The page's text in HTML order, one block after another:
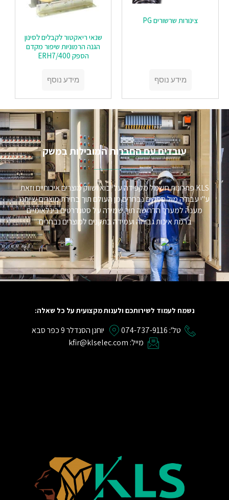
צינורות שרשורים PG
מידע נוסף
שנאי ריאקטור לקבלים לסינון
הגנה הרמוניות שיפור מקדם
הספק ERH7/400
מידע נוסף
עובדים עם החברות המובילות במשק​
KLS פתרונות חשמל מקפידה על יבוא ושווק מוצרים איכותיים וזאת
ע"י עבודה מול ספקים נבחרים מן העולם תוך בחירת מוצרים שייתנו
מענה למערך הדרישה תוך שמירה על סטנדרטים בינלאומיים
ברמת איכות גבוהה ועמידה בתקנים למוצרים נבחרים.
נשמח לעמוד לשירותכם ולענות מקצועית על כל שאלה:
טל': 074-737-9116
יוחנן הסנדלר 9 כפר סבא
מייל: kfir@klselec.com